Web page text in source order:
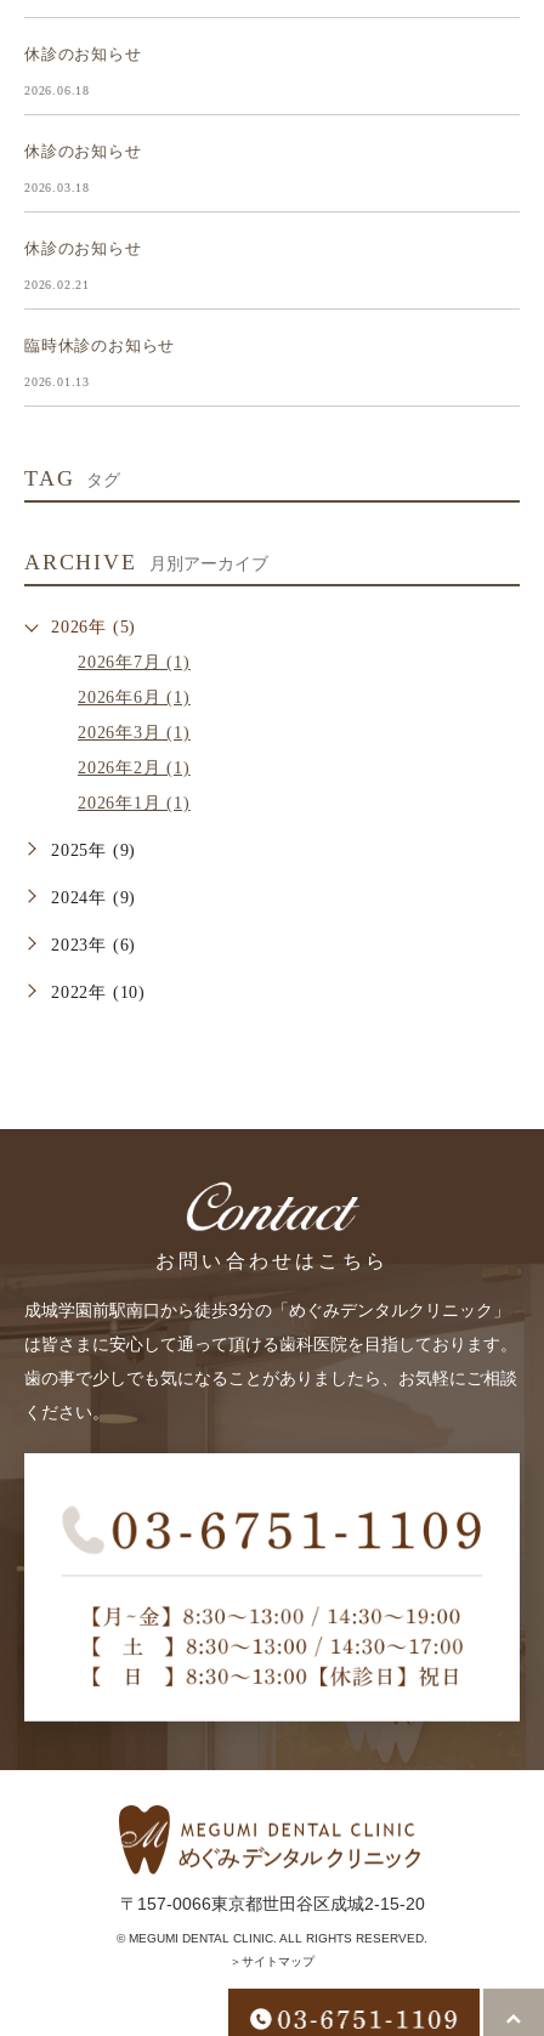
休診のお知らせ
2026.06.18
休診のお知らせ
2026.03.18
休診のお知らせ
2026.02.21
臨時休診のお知らせ
2026.01.13
TAG タグ
ARCHIVE 月別アーカイブ
2026年 (5)
2026年7月 (1)
2026年6月 (1)
2026年3月 (1)
2026年2月 (1)
2026年1月 (1)
2025年 (9)
2024年 (9)
2023年 (6)
2022年 (10)
お問い合わせはこちら
成城学園前駅南口から徒歩3分の「めぐみデンタルクリニック」
は皆さまに安心して通って頂ける歯科医院を目指しております。
歯の事で少しでも気になることがありましたら、お気軽にご相談
ください。
〒157-0066東京都世田谷区成城2-15-20
© MEGUMI DENTAL CLINIC. ALL RIGHTS RESERVED.
＞サイトマップ